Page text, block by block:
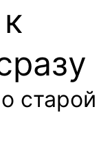
старой